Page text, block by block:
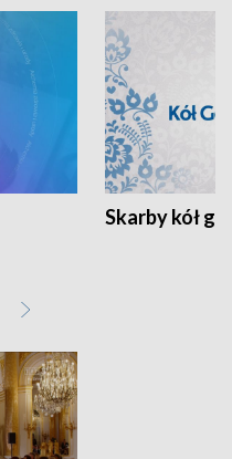
Skarby kół